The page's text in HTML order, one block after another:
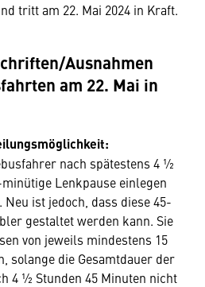
tritt am 22. Mai 2024 in Kraft.
Ausnahmen
am 22. Mai in
nach spätestens 4 ½
Lenkpause einlegen
ist jedoch, dass diese 45-
gestaltet werden kann. Sie
von jeweils mindestens 15
solange die Gesamtdauer der
4 ½ Stunden 45 Minuten nicht